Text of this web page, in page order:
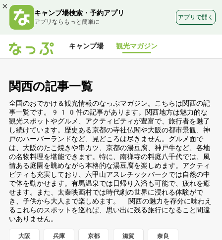
×
キャンプ場検索・予約アプリ
アプリならもっと簡単に
アプリで開く
キャンプ場 観光マガジン
関西の記事一覧
全国のおでかけ＆観光情報のなっぷマガジン。こちらは関西の記
事一覧です。910件の記事があります。関西地方は魅力的な
観光スポットやグルメ、アクティビティが豊富で、旅行者を魅了
し続けています。歴史ある京都の寺社仏閣や大阪の都市景観、神
戸のハーバーランドなど、見どころは尽きません。グルメ面で
は、大阪のたこ焼きや串カツ、京都の湯豆腐、神戸牛など、各地
の名物料理を堪能できます。特に、南禅寺の料庭八千代では、風
情ある庭園を眺めながら本格的な湯豆腐を楽しめます。アクティ
ビティも充実しており、六甲山アスレチックパークでは自然の中
で体を動かせます。有馬温泉では日帰り入浴も可能で、疲れを癒
せます。また、太秦映画村では時代劇の世界に浸れる体験がで
き、子供から大人まで楽しめます。 関西の魅力を存分に味わえ
るこれらのスポットを巡れば、思い出に残る旅行になること間違
いありません。
大阪 兵庫 京都 滋賀 奈良